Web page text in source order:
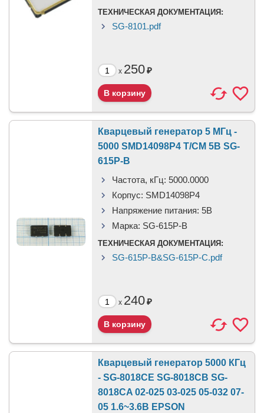
ТЕХНИЧЕСКАЯ ДОКУМЕНТАЦИЯ:
SG-8101.pdf
x 250₽
Кварцевый генератор 5 МГц -
5000 SMD14098P4 T/CM 5В SG-
615P-B
Частота, кГц: 5000.0000
Корпус: SMD14098P4
Напряжение питания: 5В
Марка: SG-615P-B
ТЕХНИЧЕСКАЯ ДОКУМЕНТАЦИЯ:
SG-615P-B&SG-615P-C.pdf
x 240₽
Кварцевый генератор 5000 КГц
- SG-8018CE SG-8018CB SG-
8018CA 02-025 03-025 05-032 07-
05 1.6~3.6В EPSON